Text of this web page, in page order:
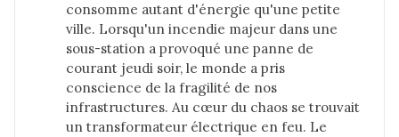
consomme autant d'énergie qu'une petite
ville. Lorsqu'un incendie majeur dans une
sous-station a provoqué une panne de
courant jeudi soir, le monde a pris
conscience de la fragilité de nos
infrastructures. Au cœur du chaos se trouvait
un transformateur électrique en feu. Le